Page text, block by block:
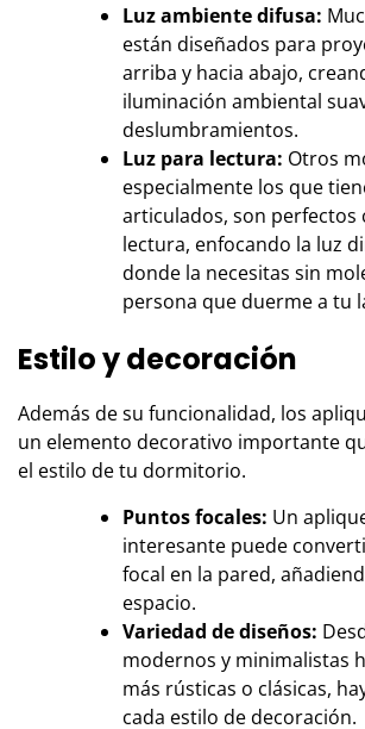
Luz ambiente difusa:
están diseñados para
arriba y hacia abajo,
iluminación ambiental
deslumbramientos.
Luz para lectura: Otros
especialmente los que
articulados, son perfectos
lectura, enfocando la luz
donde la necesitas sin
persona que duerme a tu
Estilo y decoración
Además de su funcionalidad, los
un elemento decorativo importante
el estilo de tu dormitorio.
Puntos focales: Un
interesante puede
focal en la pared,
espacio.
Variedad de diseños:
modernos y minimalistas
más rústicas o clásicas,
cada estilo de decoración.